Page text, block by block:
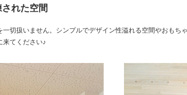
れた空間
切扱いません。シンプルでデザイン性溢れる空間やおもち
来てください♪